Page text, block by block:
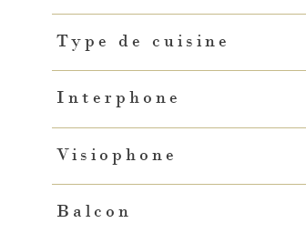
Type de cuisine
Interphone
Visiophone
Balcon